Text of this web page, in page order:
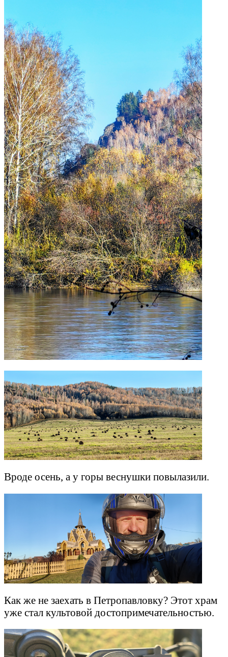
Вроде осень, а у горы веснушки повылазили.
Как же не заехать в Петропавловку? Этот храм
уже стал культовой достопримечательностью.